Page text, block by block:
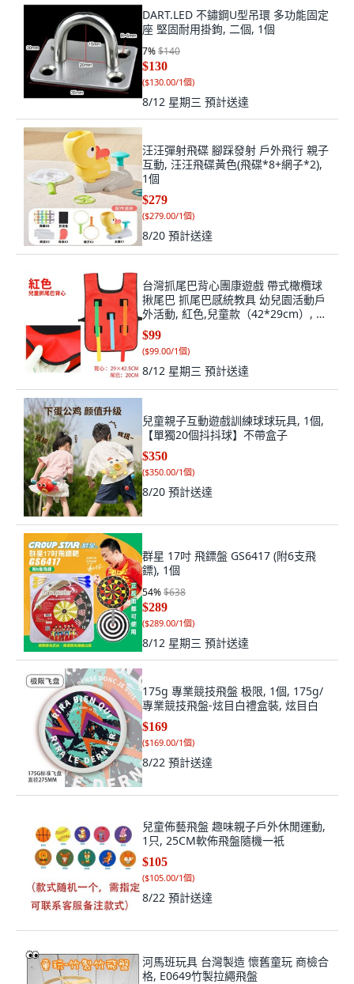
DART.LED 不鏽鋼U型吊環 多功能固定
座 堅固耐用掛鉤, 二個, 1個
7%$140
$130
($130.00/1個)
8/12 星期三 預計送達
汪汪彈射飛碟 腳踩發射 戶外飛行 親子
互動, 汪汪飛碟黃色(飛碟*8+網子*2),
1個
$279
($279.00/1個)
8/20 預計送達
台灣抓尾巴背心團康遊戲 帶式橄欖球
揪尾巴 抓尾巴感統教具 幼兒園活動戶
外活動, 紅色,兒童款（42*29cm）, 1
個
$99
($99.00/1個)
8/12 星期三 預計送達
兒童親子互動遊戲訓練球球玩具, 1個,
【單獨20個抖抖球】不帶盒子
$350
($350.00/1個)
8/20 預計送達
群星 17吋 飛鏢盤 GS6417 (附6支飛
鏢), 1個
54%$638
$289
($289.00/1個)
8/12 星期三 預計送達
175g 專業競技飛盤 极限, 1個, 175g/
專業競技飛盤-炫目白禮盒裝, 炫目白
$169
($169.00/1個)
8/22 預計送達
兒童佈藝飛盤 趣味親子戶外休閒運動,
1只, 25CM軟佈飛盤隨機一衹
$105
($105.00/1個)
8/22 預計送達
河馬班玩具 台灣製造 懷舊童玩 商檢合
格, E0649竹製拉繩飛盤